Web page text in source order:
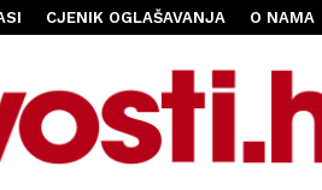
CJENIK OGLAŠAVANJA O NAMA